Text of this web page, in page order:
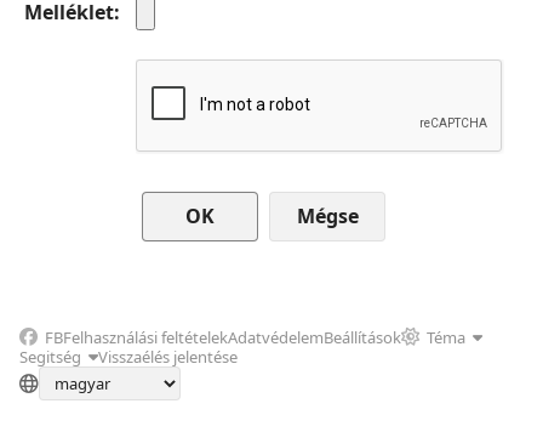
Melléklet
Mégse
FBFelhasználási feltételekAdatvédelemBeállítások
Téma
Segitség
Visszaélés jelentése